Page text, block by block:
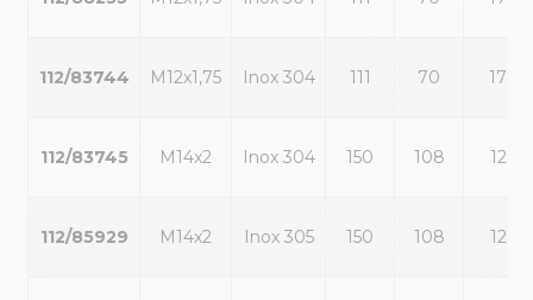
112/83744 M12x1,75 Inox 304 111 70 17
112/83745 M14x2 Inox 304 150 108 12
112/85929 M14x2 Inox 305 150 108 12